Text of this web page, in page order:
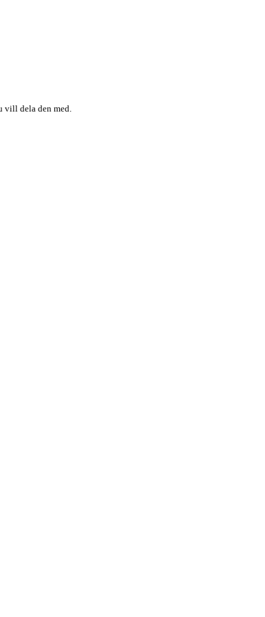
dela den med.